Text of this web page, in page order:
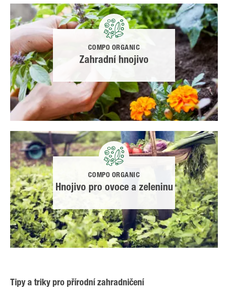
COMPO ORGANIC
Zahradní hnojivo
COMPO ORGANIC
Hnojivo pro ovoce a zeleninu
Tipy a triky pro přírodní zahradničení